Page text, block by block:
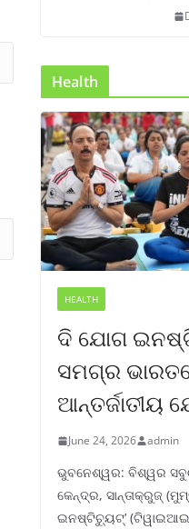
Health
HEALTH
ଦି ଯୋଗ
ସମଗ୍ର
ଆନ୍ତର୍ଜାତୀୟ
June 24, 2026 admin
ଭୁବନେଶ୍ୱର: ବିଶ୍ୱର
କେନ୍ଦ୍ର, ସାନ୍ତାକ୍ରୁଜ୍
ଇନଷ୍ଟିଚ୍ୟୁଟ୍‌’